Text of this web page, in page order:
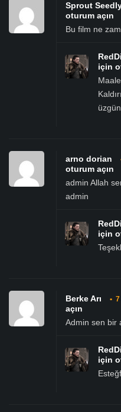
Sprout
oturum açın
Bu film ne
için
arno dorian
oturum açın
admin Allah
admin
için
Berke Arı •
açın
Admin sen bir
için